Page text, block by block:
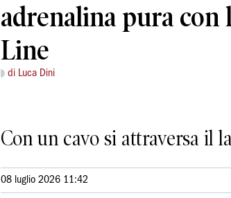
adrenalina pura con
Line
di Luca Dini
Con un cavo si attraversa il
08 luglio 2026 11:42